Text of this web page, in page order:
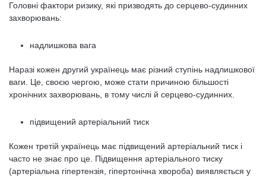
Головні фактори ризику, які призводять до серцево-судинних
захворювань:
надлишкова вага
Наразі кожен другий українець має різний ступінь надлишкової
ваги. Це, своєю чергою, може стати причиною більшості
хронічних захворювань, в тому числі й серцево-судинних.
підвищений артеріальний тиск
Кожен третій українець має підвищений артеріальний тиск і
часто не знає про це. Підвищення артеріального тиску
(артеріальна гіпертензія, гіпертонічна хвороба) виявляється у